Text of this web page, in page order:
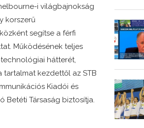
i világbajnokság
korszerű
segítse a férfi
Működésének teljes
hátterét,
tartalmat kezdettől az STB
Kiadói és
Betéti Társaság biztosítja.